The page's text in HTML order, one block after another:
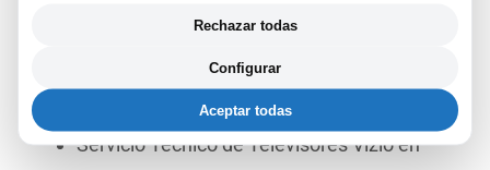
Systems en Aranjuez
Servicio Técnico de Televisores OK en
Servicio Técnico de Televisores Vizio en
Rechazar todas
Configurar
Aceptar todas